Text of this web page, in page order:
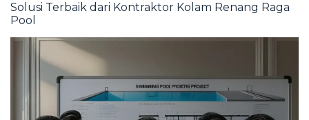
Solusi Terbaik dari Kontraktor Kolam Renang Raga
Pool